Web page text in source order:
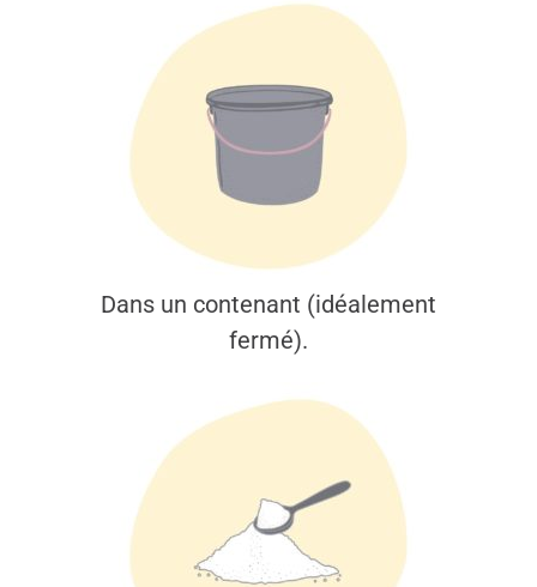
Dans un contenant (idéalement
fermé).